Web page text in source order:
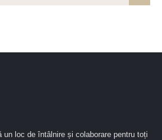
un loc de întâlnire și colaborare pentru toți